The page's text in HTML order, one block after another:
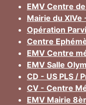
EMV Centre
Mairie du XIVe
Opération
Centre
EMV Centre
EMV Salle
CD - US PLS /
CV - Centre
EMV Mairie